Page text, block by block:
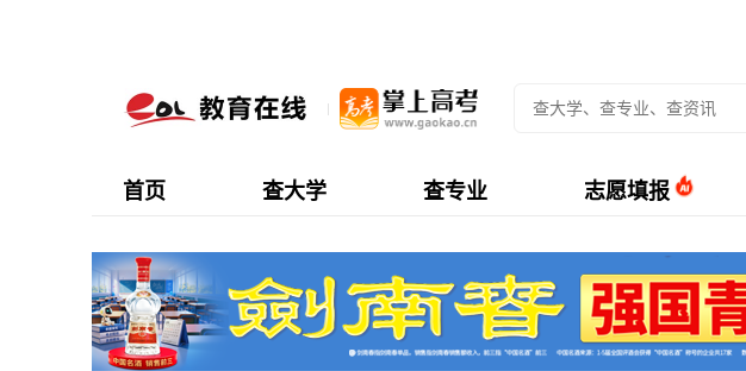
首页 查大学 查专业 志愿填报